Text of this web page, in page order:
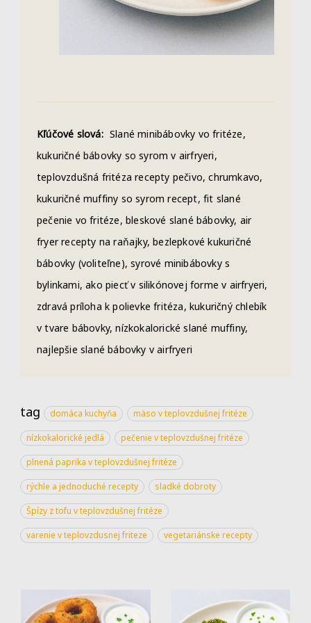
Kľúčové slová: Slané minibábovky vo fritéze,
kukuričné bábovky so syrom v airfryeri,
teplovzdušná fritéza recepty pečivo, chrumkavo,
kukuričné muffiny so syrom recept, fit slané
pečenie vo fritéze, bleskové slané bábovky, air
fryer recepty na raňajky, bezlepkové kukuričné
bábovky (voliteľne), syrové minibábovky s
bylinkami, ako piecť v silikónovej forme v airfryeri,
zdravá príloha k polievke fritéza, kukuričný chlebík
v tvare bábovky, nízkokalorické slané muffiny,
najlepšie slané bábovky v airfryeri
tag domáca kuchyňa mäso v teplovzdušnej fritéze
nízkokalorické jedlá pečenie v teplovzdušnej fritéze
plnená paprika v teplovzdušnej fritéze
rýchle a jednoduché recepty sladké dobroty
Špízy z tofu v teplovzdušnej fritéze
varenie v teplovzdusnej friteze vegetariánske recepty